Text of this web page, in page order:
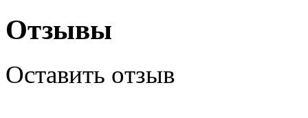
Отзывы
Оставить отзыв